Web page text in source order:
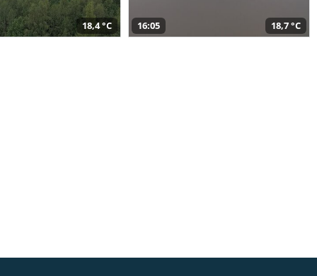
18,4 °C 16:05 18,7 °C